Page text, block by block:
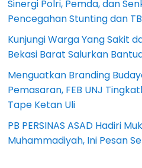
Sinergi Polri, Pemda, dan
Pencegahan Stunting dan
Kunjungi Warga Yang Sakit
Bekasi Barat Salurkan
Menguatkan Branding
Pemasaran, FEB UNJ
Tape Ketan Uli
PB PERSINAS ASAD Hadiri
Muhammadiyah, Ini Pesan